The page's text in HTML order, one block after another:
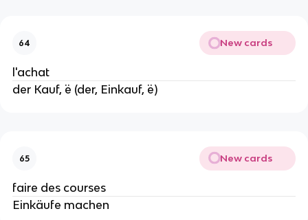
64 New cards
l'achat
der Kauf, ¨e (der, Einkauf, ¨e)
65 New cards
faire des courses
Einkäufe machen